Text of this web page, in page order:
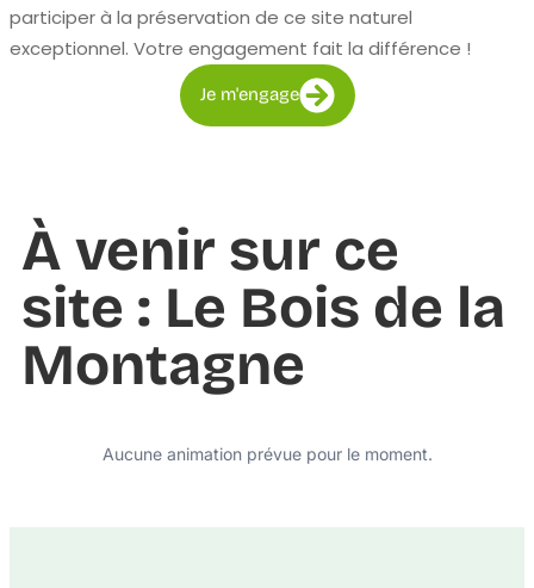
participer à la préservation de ce site naturel
exceptionnel. Votre engagement fait la différence !
Je m'engage
À venir sur ce
site : Le Bois de la
Montagne
Aucune animation prévue pour le moment.